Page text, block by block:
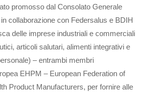
promosso dal Consolato Generale
collaborazione con Federsalus e BDIH
delle imprese industriali e commerciali
articoli salutari, alimenti integrativi e
– entrambi membri
EHPM – European Federation of
Product Manufacturers, per fornire alle